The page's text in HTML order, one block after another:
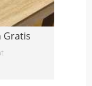
Gratis